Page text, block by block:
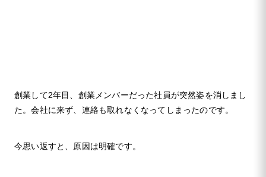
創業して2年目、創業メンバーだった社員が突然姿を消しまし
た。会社に来ず、連絡も取れなくなってしまったのです。
今思い返すと、原因は明確です。